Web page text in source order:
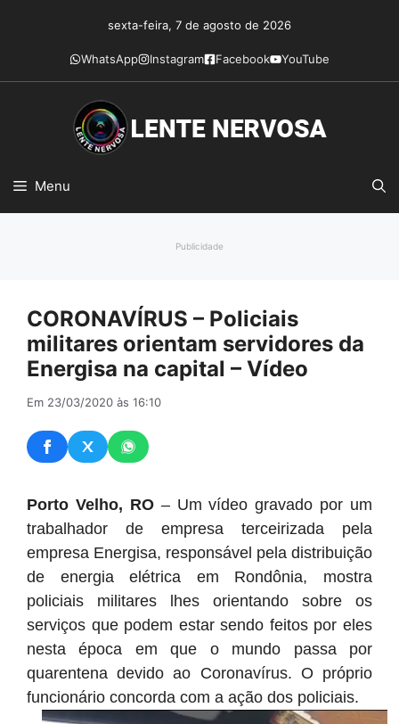
conteúdo
sexta-feira, 7 de agosto de 2026
WhatsApp Instagram Facebook YouTube
Menu
Publicidade
CORONAVÍRUS – Policiais
militares orientam servidores da
Energisa na capital – Vídeo
Em 23/03/2020 às 16:10
Porto Velho, RO– Um vídeo gravado por um
trabalhador de empresa terceirizada pela
empresa Energisa, responsável pela distribuição
de energia elétrica em Rondônia, mostra
policiais militares lhes orientando sobre os
serviços que podem estar sendo feitos por eles
nesta época em que o mundo passa por
quarentena devido ao Coronavírus. O próprio
funcionário concorda com a ação dos policiais.